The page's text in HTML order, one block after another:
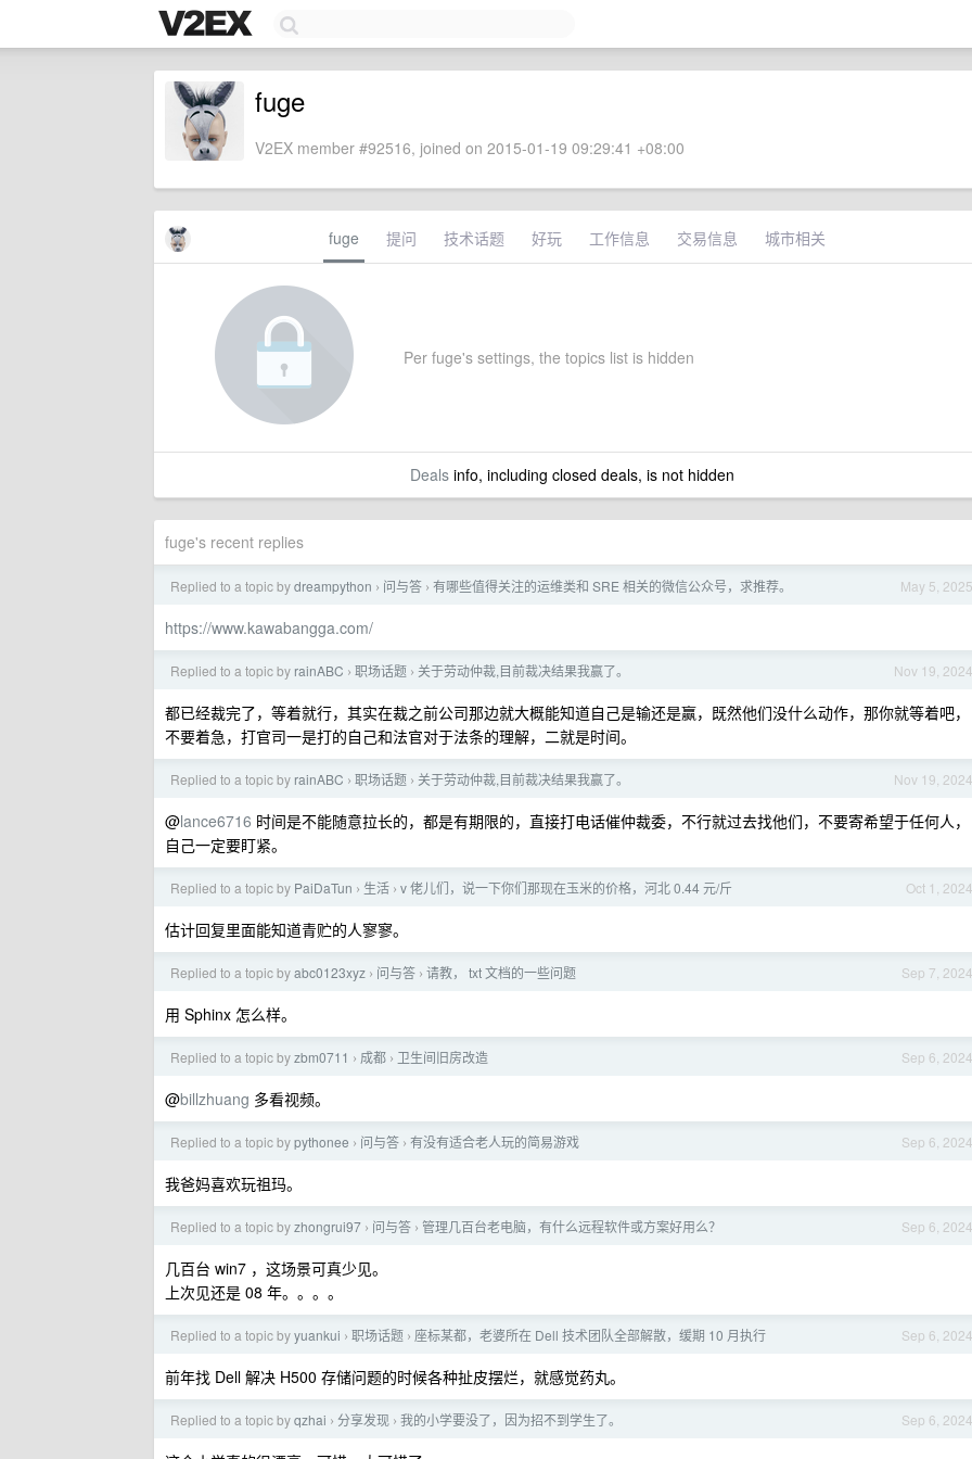
fuge
V2EX member #92516, joined on 2015-01-19 09:29:41 +08:00
fuge 提问 技术话题 好玩 工作信息 交易信息 城市相关
Per fuge's settings, the topics list is hidden
Dealsinfo, including closed deals, is not hidden
fuge's recent replies
May 5, 2025
Replied to a topic bydreampython › 问与答 › 有哪些值得关注的运维类和 SRE 相关的微信公众号，求推荐。
https://www.kawabangga.com/
Nov 19, 2024
Replied to a topic by rainABC › 职场话题 › 关于劳动仲裁,目前裁决结果我赢了。
都已经裁完了，等着就行，其实在裁之前公司那边就大概能知道自己是输还是赢，既然他们没什么动作，那你就等着吧，
不要着急，打官司一是打的自己和法官对于法条的理解，二就是时间。
Nov 19, 2024
Replied to a topic by rainABC › 职场话题 › 关于劳动仲裁,目前裁决结果我赢了。
@lance6716 时间是不能随意拉长的，都是有期限的，直接打电话催仲裁委，不行就过去找他们，不要寄希望于任何人，
自己一定要盯紧。
Oct 1, 2024
Replied to a topic by PaiDaTun › 生活 › v 佬儿们，说一下你们那现在玉米的价格，河北 0.44 元/斤
估计回复里面能知道青贮的人寥寥。
Sep 7, 2024
Replied to a topic byabc0123xyz › 问与答 › 请教， txt 文档的一些问题
用 Sphinx 怎么样。
Sep 6, 2024
Replied to a topic byzbm0711 › 成都 › 卫生间旧房改造
@billzhuang 多看视频。
Sep 6, 2024
Replied to a topic bypythonee › 问与答 › 有没有适合老人玩的简易游戏
我爸妈喜欢玩祖玛。
Sep 6, 2024
Replied to a topic byzhongrui97 › 问与答 › 管理几百台老电脑，有什么远程软件或方案好用么？
几百台 win7 ，这场景可真少见。
上次见还是 08 年。。。。
Sep 6, 2024
Replied to a topic byyuankui › 职场话题 › 座标某都，老婆所在 Dell 技术团队全部解散，缓期 10 月执行
前年找 Dell 解决 H500 存储问题的时候各种扯皮摆烂，就感觉药丸。
Sep 6, 2024
Replied to a topic byqzhai › 分享发现 › 我的小学要没了，因为招不到学生了。